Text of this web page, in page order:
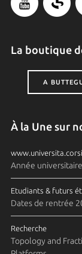
La boutique
A
À la Une sur
Année
Etudiants & futurs
Dates de rentrée
Recherche
Topology and